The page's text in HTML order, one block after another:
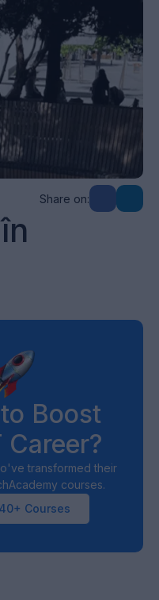
Share on:
Boost
Career?
transformed their
courses.
Courses